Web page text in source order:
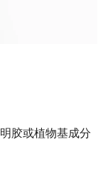
胶或植物基成分